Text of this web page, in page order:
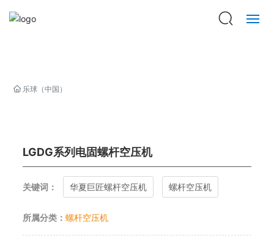
走进巨匠
新闻资讯
巨匠印象
招贤纳士
乐球（中国）
LGDG系列电固螺杆空压机
关键词： 华夏巨匠螺杆空压机 螺杆空压机
所属分类：螺杆空压机